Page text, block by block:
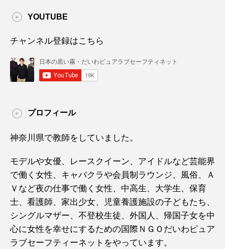
YOUTUBE
チャンネル登録はこちら
プロフィール
神奈川県で教師をしていました。
モデルや女優、レースクイーン、アイドルなど芸能界
で働く女性、キャバクラや会員制ラウンジ、風俗、Ａ
Ｖなど夜の仕事で働く女性、中高生、大学生、保育
士、看護師、家出少女、児童養護施設の子どもたち、
シングルマザー、不登校生徒、外国人、帰国子女を中
心に女性を幸せにするための国際ＮＧＯだいわピュア
ラブセーフティーネットをやっています。